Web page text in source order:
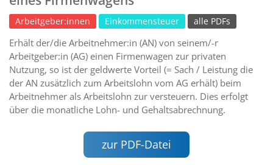
Arbeitgeber:innen Einkommensteuer alle PDFs
Erhält der/die Arbeitnehmer:in (AN) von seinem/-r
Arbeitgeber:in (AG) einen Firmenwagen zur privaten
Nutzung, so ist der geldwerte Vorteil (= Sach / Leistung die
der AN zusätzlich zum Arbeitslohn vom AG erhält) beim
Arbeitnehmer als Arbeitslohn zur versteuern. Dies erfolgt
über die monatliche Lohn- und Gehaltsabrechnung.
zur PDF-Datei